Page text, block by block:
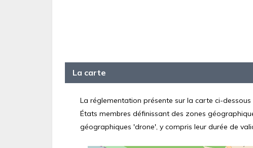
La carte
La réglementation présente sur la carte ci-
États membres définissant des zones
géographiques 'drone', y compris leur durée de